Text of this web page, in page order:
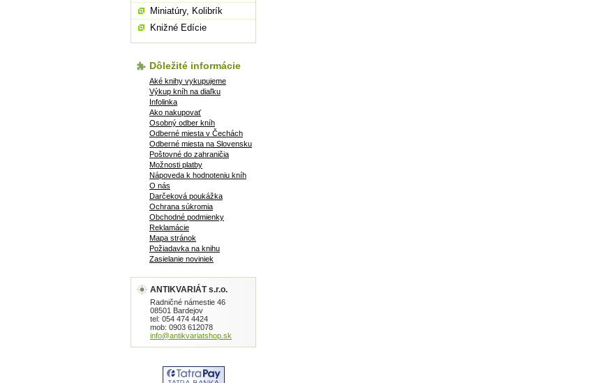
Miniatúry, Kolibrík
Knižné Edície
Dôležité informácie
Aké knihy vykupujeme
Výkup kníh na diaľku
Infolinka
Ako nakupovať
Osobný odber kníh
Odberné miesta v Čechách
Odberné miesta na Slovensku
Poštovné do zahraničia
Možnosti platby
Nápoveda k hodnoteniu kníh
O nás
Darčeková poukážka
Ochrana súkromia
Obchodné podmienky
Reklamácie
Mapa stránok
Požiadavka na knihu
Zasielanie noviniek
ANTIKVARIÁT s.r.o.
Radničné námestie 46
08501 Bardejov
tel: 054 474 4424
mob: 0903 612078
info@antikvariatshop.sk